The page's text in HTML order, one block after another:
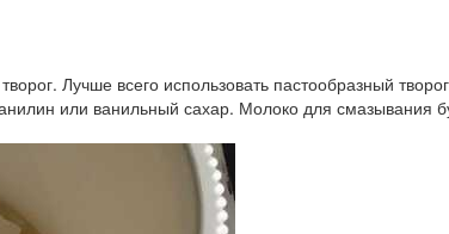
Лучше всего использовать пастообразный
или ванильный сахар. Молоко для смазывания